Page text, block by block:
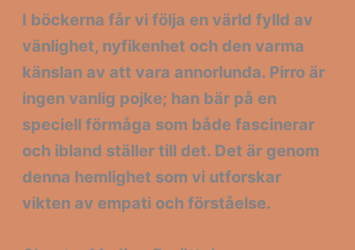
I böckerna får vi följa en värld fylld av
vänlighet, nyfikenhet och den varma
känslan av att vara annorlunda. Pirro är
ingen vanlig pojke; han bär på en
speciell förmåga som både fascinerar
och ibland ställer till det. Det är genom
denna hemlighet som vi utforskar
vikten av empati ochförståelse.